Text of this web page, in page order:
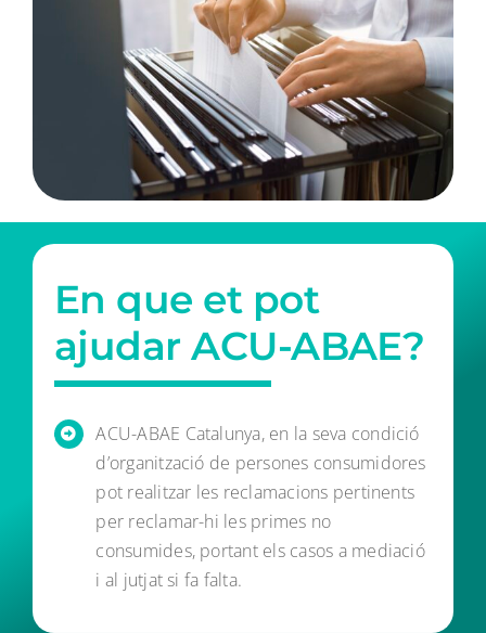
En que et pot
ajudar ACU-ABAE?
ACU-ABAE Catalunya, en la seva condició
d’organització de persones consumidores
pot realitzar les reclamacions pertinents
per reclamar-hi les primes no
consumides, portant els casos a mediació
i al jutjat si fa falta.